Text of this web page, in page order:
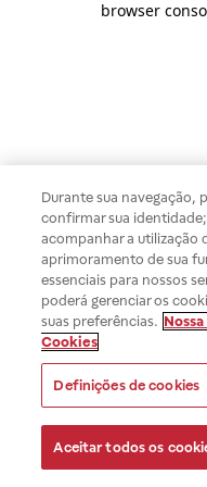
browser
Durante sua navegação,
confirmar sua
acompanhar a utilização
aprimoramento de sua
essenciais para nossos
poderá gerenciar os
suas preferências.
Cookies
Definições de cookies
Aceitar todos os